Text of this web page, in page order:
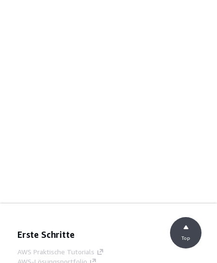
Erste Schritte
AWS Praktische Tutorials
AWS-Lösungsportfolio
Top